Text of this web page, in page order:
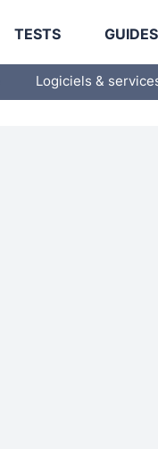
TESTS GUIDES
Logiciels &